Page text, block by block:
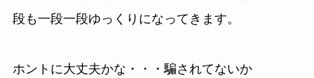
段も一段一段ゆっくりになってきます。
ホントに大丈夫かな・・・騙されてないか